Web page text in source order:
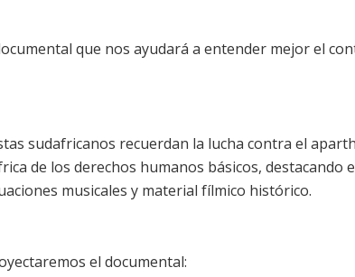
que nos ayudará a entender mejor el
sudafricanos recuerdan la lucha contra el
de los derechos humanos básicos,
musicales y material fílmico histórico.
el documental: